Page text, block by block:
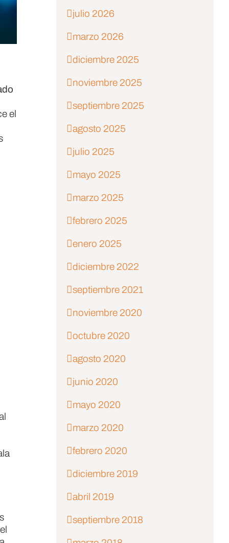
el
julio 2026
marzo 2026
diciembre 2025
noviembre 2025
septiembre 2025
agosto 2025
julio 2025
mayo 2025
marzo 2025
febrero 2025
enero 2025
diciembre 2022
septiembre 2021
noviembre 2020
octubre 2020
agosto 2020
junio 2020
mayo 2020
marzo 2020
febrero 2020
diciembre 2019
abril 2019
septiembre 2018